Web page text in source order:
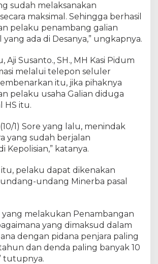
sudah melaksanakan
maksimal. Sehingga berhasil
pelaku penambang galian
ada di Desanya,” ungkapnya.
Aji Susanto., SH., MH Kasi Pidum
melalui telepon seluler
itu, jika pihaknya
pelaku usaha Galian diduga
HS itu.
(10/1) Sore yang lalu, menindak
yang sudah berjalan
Kepolisian,” katanya.
itu, pelaku dapat dikenakan
undang Minerba pasal
yang melakukan Penambangan
yang dimaksud dalam
dengan pidana penjara paling
dan denda paling banyak 10
tutupnya.